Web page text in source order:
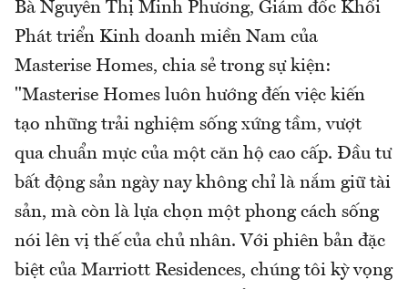
Bà Nguyễn Thị Minh Phương, Giám đốc Khối
Phát triển Kinh doanh miền Nam của
Masterise Homes, chia sẻ trong sự kiện:
"Masterise Homes luôn hướng đến việc kiến
tạo những trải nghiệm sống xứng tầm, vượt
qua chuẩn mực của một căn hộ cao cấp. Đầu tư
bất động sản ngày nay không chỉ là nắm giữ tài
sản, mà còn là lựa chọn một phong cách sống
nói lên vị thế của chủ nhân. Với phiên bản đặc
biệt của Marriott Residences, chúng tôi kỳ vọng